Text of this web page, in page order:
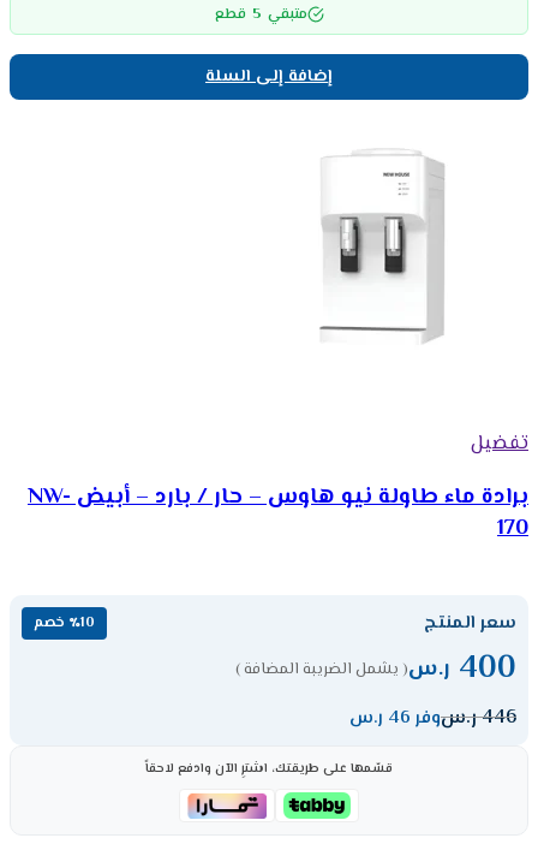
متبقي 5 قطع
إضافة إلى السلة
تفضيل
برادة ماء طاولة نيو هاوس – حار / بارد – أبيض NW-
170
سعر المنتج ٪10 خصم
400 ر.س( يشمل الضريبة المضافة )
446ر.سوفر 46 ر.س
قسّمها على طريقتك، اشترِ الآن وادفع لاحقاً